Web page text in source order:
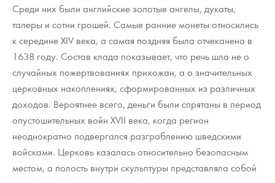
Среди них были английские золотые ангелы, дукаты,
талеры и сотни грошей. Самые ранние монеты относились
к середине XIV века, а самая поздняя была отчеканена в
1638 году. Состав клада показывает, что речь шла не о
случайных пожертвованиях прихожан, а о значительных
церковных накоплениях, сформированных из различных
доходов. Вероятнее всего, деньги были спрятаны в период
опустошительных войн XVII века, когда регион
неоднократно подвергался разграблению шведскими
войсками. Церковь казалась относительно безопасным
местом, а полость внутри скульптуры представляла собой